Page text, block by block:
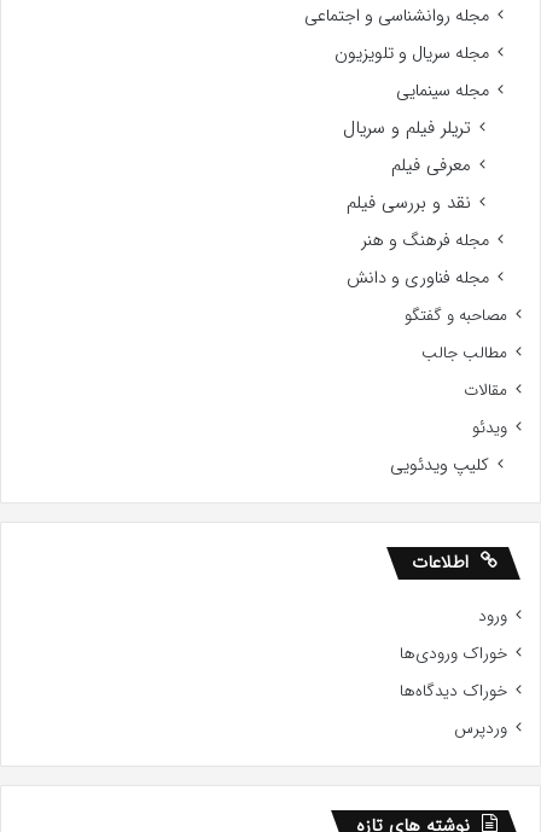
مجله روانشناسی و اجتماعی
مجله سریال و تلویزیون
مجله سینمایی
تریلر فیلم و سریال
معرفی فیلم
نقد و بررسی فیلم
مجله فرهنگ و هنر
مجله فناوری و دانش
مصاحبه و گفتگو
مطالب جالب
مقالات
ویدئو
کلیپ ویدئویی
اطلاعات
ورود
خوراک ورودی‌ها
خوراک دیدگاه‌ها
وردپرس
نوشته های تازه